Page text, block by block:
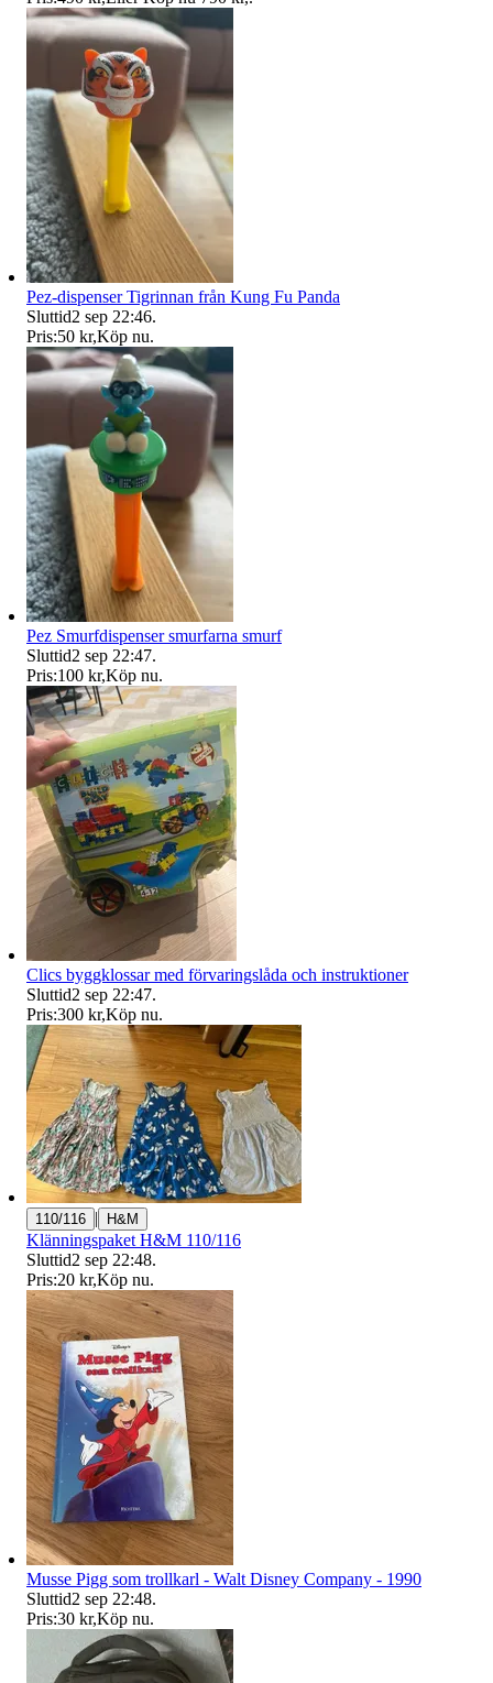
Pez-dispenser Tigrinnan från Kung Fu Panda
Sluttid2 sep 22:46.
Pris:50 kr,Köp nu.
Pez Smurfdispenser smurfarna smurf
Sluttid2 sep 22:47.
Pris:100 kr,Köp nu.
Clics byggklossar med förvaringslåda och instruktioner
Sluttid2 sep 22:47.
Pris:300 kr,Köp nu.
110/116 | H&M
Klänningspaket H&M 110/116
Sluttid2 sep 22:48.
Pris:20 kr,Köp nu.
Musse Pigg som trollkarl - Walt Disney Company - 1990
Sluttid2 sep 22:48.
Pris:30 kr,Köp nu.